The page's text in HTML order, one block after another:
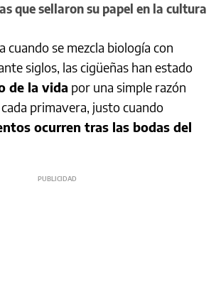
que sellaron su papel en la cultura
cuando se mezcla biología con
siglos, las cigüeñas han estado
de la vida por una simple razón
primavera, justo cuando
ocurren tras las bodas del